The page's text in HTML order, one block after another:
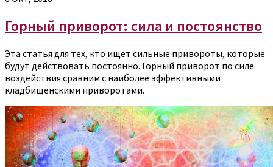
Горный приворот: сила и постоянство
Эта статья для тех, кто ищет сильные привороты, которые
будут действовать постоянно. Горный приворот по силе
воздействия сравним с наиболее эффективными
кладбищенскими приворотами.